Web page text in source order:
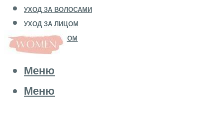
УХОД ЗА ВОЛОСАМИ
УХОД ЗА ЛИЦОМ
УХОД ЗА ТЕЛОМ
Меню
Меню